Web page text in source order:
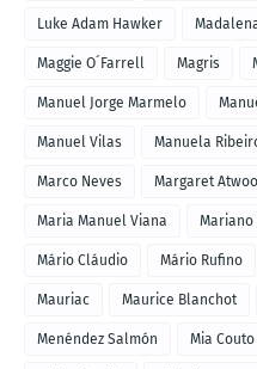
Luke Adam Hawker
Maggie O´Farrell Magris
Manuel Jorge Marmelo
Manuel Vilas Manuela
Marco Neves Margaret
Maria Manuel Viana Mariano
Mário Cláudio Mário Rufino
Mauriac Maurice Blanchot
Menéndez Salmón Mia Couto